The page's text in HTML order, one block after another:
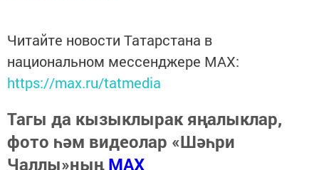
Читайте новости Татарстана в
национальном мессенджере MАХ:
https://max.ru/tatmedia
Тагы да кызыклырак яңалыклар,
фото һәм видеолар «Шәһри
Чаллы»ныңMAX